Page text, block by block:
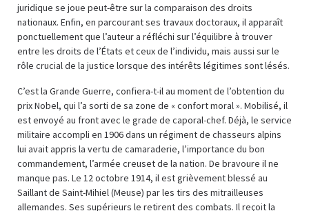
juridique se joue peut-être sur la comparaison des droits
nationaux. Enfin, en parcourant ses travaux doctoraux, il apparaît
ponctuellement que l’auteur a réfléchi sur l’équilibre à trouver
entre les droits de l’États et ceux de l’individu, mais aussi sur le
rôle crucial de la justice lorsque des intérêts légitimes sont lésés.
C’est la Grande Guerre, confiera-t-il au moment de l’obtention du
prix Nobel, qui l’a sorti de sa zone de « confort moral ». Mobilisé, il
est envoyé au front avec le grade de caporal-chef. Déjà, le service
militaire accompli en 1906 dans un régiment de chasseurs alpins
lui avait appris la vertu de camaraderie, l’importance du bon
commandement, l’armée creuset de la nation. De bravoure il ne
manque pas. Le 12 octobre 1914, il est grièvement blessé au
Saillant de Saint-Mihiel (Meuse) par les tirs des mitrailleuses
allemandes. Ses supérieurs le retirent des combats. Il reçoit la